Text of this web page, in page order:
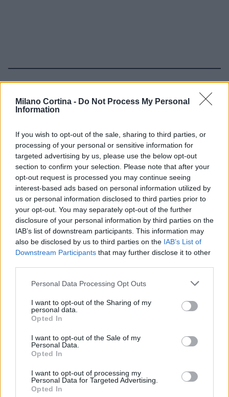
Milano Cortina - Do Not Process My Personal
Information
If you wish to opt-out of the sale, sharing to third parties, or
processing of your personal or sensitive information for
targeted advertising by us, please use the below opt-out
section to confirm your selection. Please note that after your
opt-out request is processed you may continue seeing
interest-based ads based on personal information utilized by
us or personal information disclosed to third parties prior to
your opt-out. You may separately opt-out of the further
disclosure of your personal information by third parties on the
IAB’s list of downstream participants. This information may
also be disclosed by us to third parties on the IAB’s List of
Downstream Participants that may further disclose it to other
Please note that this website/app uses one or more Google
not limited to your visit or usage behaviour. You may click to
grant or deny consent to Google and its third-party tags to
use your data for below specified purposes in below Google
consent section.
Personal Data Processing Opt Outs
I want to opt-out of the Sharing of my
personal data.
Opted In
I want to opt-out of the Sale of my
Personal Data.
Opted In
I want to opt-out of processing my
Personal Data for Targeted Advertising.
Opted In
Continua a leggere
SCI DI FONDO
BlinkFestivalen 2026: i campioni dello sci di fondo e
biathlon in gara dal 5 al 8 agosto
SCI DI FONDO